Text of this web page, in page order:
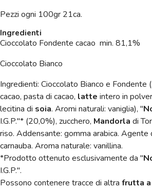
Pezzi ogni 100gr 21ca.
Ingredienti
Cioccolato Fondente cacao min. 81,1%
Cioccolato Bianco
Ingredienti: Cioccolato Bianco e Fondente
cacao, pasta di cacao, latte intero in
lecitina di soia. Aromi naturali: vaniglia), "
I.G.P."* (20,0%), zucchero, Mandorla di
riso. Addensante: gomma arabica. Agente
carnauba. Aroma naturale: vanillina.
*Prodotto ottenuto esclusivamente da "
I.G.P.".
Possono contenere tracce di altra frutta